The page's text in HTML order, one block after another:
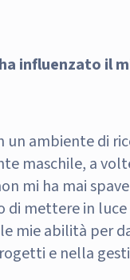
influenzato il
un ambiente di
maschile, a
mi ha mai
di mettere in
mie abilità per
e nella